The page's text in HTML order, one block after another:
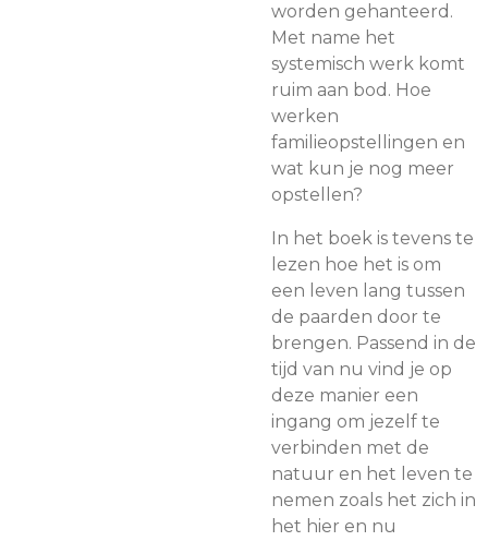
worden gehanteerd.
Met name het
systemisch werk komt
ruim aan bod. Hoe
werken
familieopstellingen en
wat kun je nog meer
opstellen?
In het boek is tevens te
lezen hoe het is om
een leven lang tussen
de paarden door te
brengen. Passend in de
tijd van nu vind je op
deze manier een
ingang om jezelf te
verbinden met de
natuur en het leven te
nemen zoals het zich in
het hier en nu